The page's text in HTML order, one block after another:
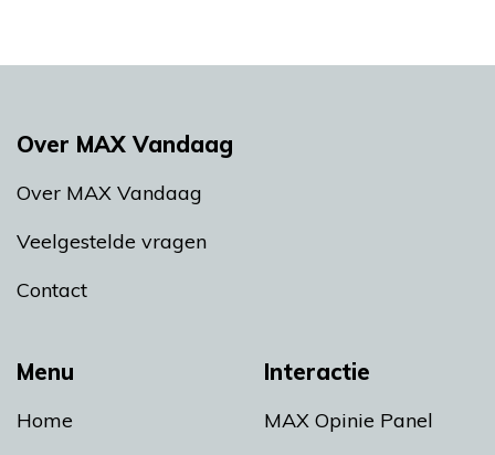
Menu
Home
Interactie
MAX Opinie Panel
Over MAX Vandaag
Over MAX Vandaag
Veelgestelde vragen
Contact